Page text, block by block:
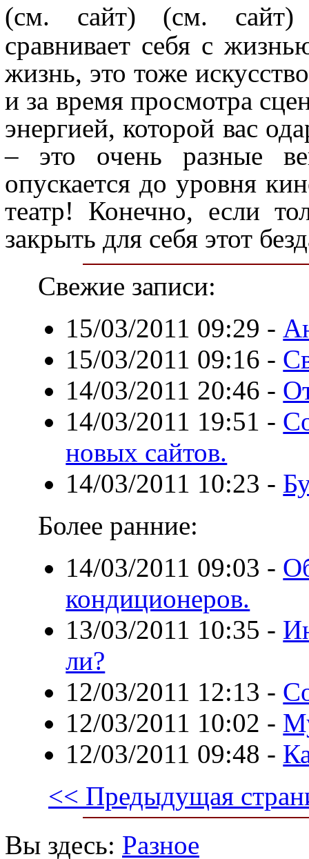
(см. сайт) (см. сайт)
сравнивает себя с
жизнь, это тоже
и за время просмотра
энергией, которой вас
– это очень разные
опускается до уровня
театр! Конечно, если
закрыть для себя этот
Свежие записи:
15/03/2011 09:29 -
15/03/2011 09:16 -
14/03/2011 20:46 -
14/03/2011 19:51 -
новых сайтов.
14/03/2011 10:23 -
Более ранние:
14/03/2011 09:03 -
кондиционеров.
13/03/2011 10:35 -
ли?
12/03/2011 12:13 -
12/03/2011 10:02 -
12/03/2011 09:48 -
<< Предыдущая
Вы здесь: Разное